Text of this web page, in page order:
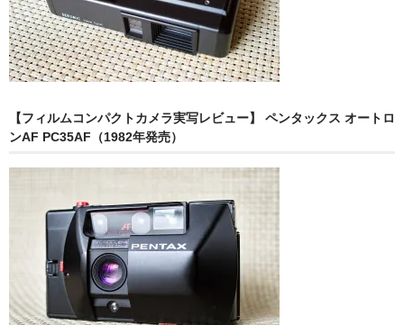
【フィルムコンパクトカメラ実写レビュー】 ペンタックス オートロ
ンAF PC35AF（1982年発売）